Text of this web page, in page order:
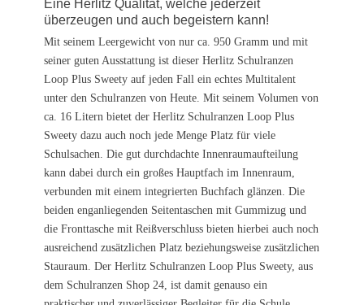
Eine Herlitz Qualität, welche jederzeit
überzeugen und auch begeistern kann!
Mit seinem Leergewicht von nur ca. 950 Gramm und mit
seiner guten Ausstattung ist dieser Herlitz Schulranzen
Loop Plus Sweety auf jeden Fall ein echtes Multitalent
unter den Schulranzen von Heute. Mit seinem Volumen von
ca. 16 Litern bietet der Herlitz Schulranzen Loop Plus
Sweety dazu auch noch jede Menge Platz für viele
Schulsachen. Die gut durchdachte Innenraumaufteilung
kann dabei durch ein großes Hauptfach im Innenraum,
verbunden mit einem integrierten Buchfach glänzen. Die
beiden enganliegenden Seitentaschen mit Gummizug und
die Fronttasche mit Reißverschluss bieten hierbei auch noch
ausreichend zusätzlichen Platz beziehungsweise zusätzlichen
Stauraum. Der Herlitz Schulranzen Loop Plus Sweety, aus
dem Schulranzen Shop 24, ist damit genauso ein